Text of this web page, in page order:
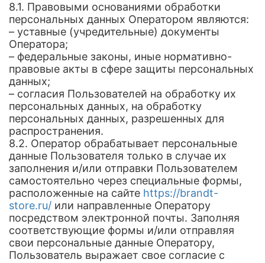
8.1. Правовыми основаниями обработки
персональных данных Оператором являются:
– уставные (учредительные) документы
Оператора;
– федеральные законы, иные нормативно-
правовые акты в сфере защиты персональных
данных;
– согласия Пользователей на обработку их
персональных данных, на обработку
персональных данных, разрешенных для
распространения.
8.2. Оператор обрабатывает персональные
данные Пользователя только в случае их
заполнения и/или отправки Пользователем
самостоятельно через специальные формы,
расположенные на сайте https://brandt-
store.ru/ или направленные Оператору
посредством электронной почты. Заполняя
соответствующие формы и/или отправляя
свои персональные данные Оператору,
Пользователь выражает свое согласие с